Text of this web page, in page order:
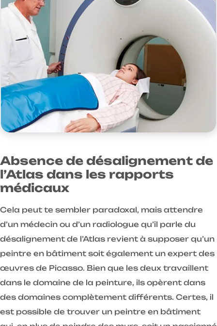
Absence de désalignement de
l’Atlas dans les rapports
médicaux
Cela peut te sembler paradoxal, mais attendre
d’un médecin ou d’un radiologue qu’il parle du
désalignement de l’Atlas revient à supposer qu’un
peintre en bâtiment soit également un expert des
œuvres de Picasso. Bien que les deux travaillent
dans le domaine de la peinture, ils opèrent dans
des domaines complètement différents. Certes, il
est possible de trouver un peintre en bâtiment